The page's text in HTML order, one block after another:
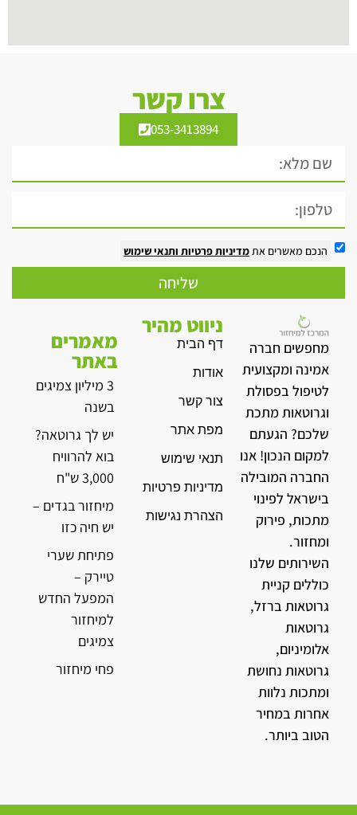
צרו קשר
053-3413894
הנכם מאשרים אתמדיניות פרטיות ותנאי שימוש
שליחה
מחפשים חברה
אמינה ומקצועית
לטיפול בפסולת
וגרוטאות מתכת
שלכם? הגעתם
למקום הנכון! אנו
החברה המובילה
בישראל לפינוי
מתכות, פירוק
ומחזור.
השירותים שלנו
כוללים קניית
גרוטאות ברזל,
גרוטאות
אלומיניום,
גרוטאות נחושת
ומתכות נלוות
אחרות במחיר
הטוב ביותר.
ניווט מהיר
דף הבית
אודות
צור קשר
מפת אתר
תנאי שימוש
מדיניות פרטיות
הצהרת נגישות
מאמרים
באתר
3 מיליון צמיגים
בשנה
יש לך גרוטאה?
בוא להרוויח
3,000 ש"ח
מיחזור בגדים –
יש חיה כזו
פתיחת שערי
טיירק –
המפעל החדש
למיחזור
צמיגים
פחי מיחזור